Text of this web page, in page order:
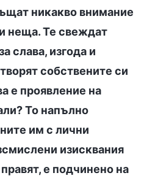
никакво внимание
неща. Те свеждат
слава, изгода и
собствените си
е проявление на
То напълно
им с лични
изисквания
е подчинено на